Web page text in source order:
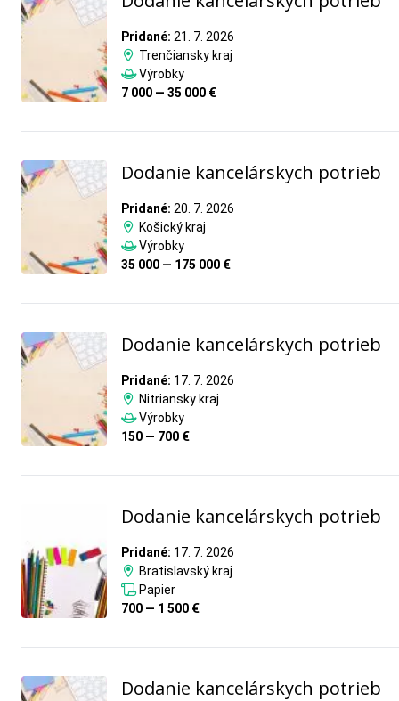
Pridané: 21. 7. 2026
Trenčiansky kraj
Výrobky
7 000 — 35 000 €
Dodanie kancelárskych potrieb
Pridané: 20. 7. 2026
Košický kraj
Výrobky
35 000 — 175 000 €
Dodanie kancelárskych potrieb
Pridané: 17. 7. 2026
Nitriansky kraj
Výrobky
150 — 700 €
Dodanie kancelárskych potrieb
Pridané: 17. 7. 2026
Bratislavský kraj
Papier
700 — 1 500 €
Dodanie kancelárskych potrieb